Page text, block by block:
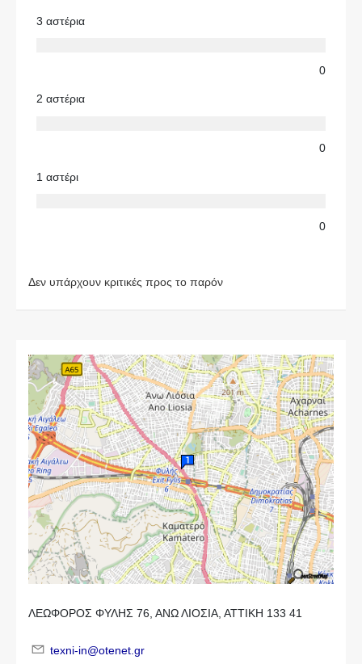
3 αστέρια
0
2 αστέρια
0
1 αστέρι
0
Δεν υπάρχουν κριτικές προς το παρόν
ΛΕΩΦΟΡΟΣ ΦΥΛΗΣ 76, ΑΝΩ ΛΙΟΣΙΑ, ΑΤΤΙΚΗ 133 41
texni-in@otenet.gr